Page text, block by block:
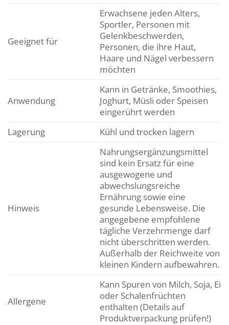
Geeignet für
Erwachsene jeden Alters,
Sportler, Personen mit
Gelenkbeschwerden,
Personen, die ihre Haut,
Haare und Nägel verbessern
möchten
Anwendung
Kann in Getränke, Smoothies,
Joghurt, Müsli oder Speisen
eingerührt werden
Lagerung
Kühl und trocken lagern
Hinweis
Nahrungsergänzungsmittel
sind kein Ersatz für eine
ausgewogene und
abwechslungsreiche
Ernährung sowie eine
gesunde Lebensweise. Die
angegebene empfohlene
tägliche Verzehrmenge darf
nicht überschritten werden.
Außerhalb der Reichweite von
kleinen Kindern aufbewahren.
Allergene
Kann Spuren von Milch, Soja, Ei
oder Schalenfrüchten
enthalten (Details auf
Produktverpackung prüfen!)